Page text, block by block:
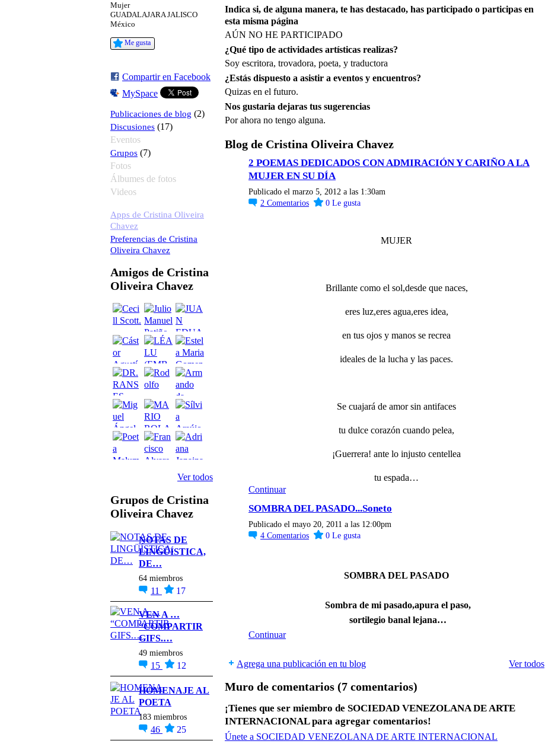
Mujer
GUADALAJARA JALISCO
México
Me gusta
Compartir en Facebook
MySpace
Publicaciones de blog (2)
Discusiones (17)
Eventos
Grupos (7)
Fotos
Álbumes de fotos
Videos
Apps de Cristina Oliveira
Chavez
Preferencias de Cristina
Oliveira Chavez
Amigos de Cristina
Oliveira Chavez
Ver todos
Grupos de Cristina
Oliveira Chavez
NOTAS DE
LINGÜÍSTICA,
DE…
64 miembros
11 17
VEN A …
“COMPARTIR
GIFS.…
49 miembros
15 12
HOMENAJE AL
POETA
183 miembros
46 25
Indica si, de alguna manera, te has destacado, has participado o participas en
esta misma página
AÚN NO HE PARTICIPADO
¿Qué tipo de actividades artísticas realizas?
Soy escritora, trovadora, poeta, y traductora
¿Estás dispuesto a asistir a eventos y encuentros?
Quizas en el futuro.
Nos gustaria dejaras tus sugerencias
Por ahora no tengo alguna.
Blog de Cristina Oliveira Chavez
2 POEMAS DEDICADOS CON ADMIRACIÓN Y CARIÑO A LA
MUJER EN SU DÍA
Publicado el marzo 5, 2012 a las 1:30am
2 Comentarios 0 Le gusta
MUJER
Brillante como el sol,desde que naces,
eres luz,eres agua,eres idea,
en tus ojos y manos se recrea
ideales de la lucha y las paces.
Se cuajará de amor sin antifaces
tu dulce corazón cuando pelea,
¡Guerrera! ante lo injusto centellea
tu espada…
Continuar
SOMBRA DEL PASADO...Soneto
Publicado el mayo 20, 2011 a las 12:00pm
4 Comentarios 0 Le gusta
SOMBRA DEL PASADO
Sombra de mi pasado,apura el paso,
sortilegio banal lejana…
Continuar
Agrega una publicación en tu blog Ver todos
Muro de comentarios (7 comentarios)
¡Tienes que ser miembro de SOCIEDAD VENEZOLANA DE ARTE
INTERNACIONAL para agregar comentarios!
Únete a SOCIEDAD VENEZOLANA DE ARTE INTERNACIONAL